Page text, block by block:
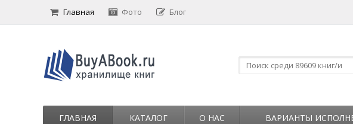
Главная Фото Блог
ГЛАВНАЯ КАТАЛОГ О НАС ВАРИАНТЫ